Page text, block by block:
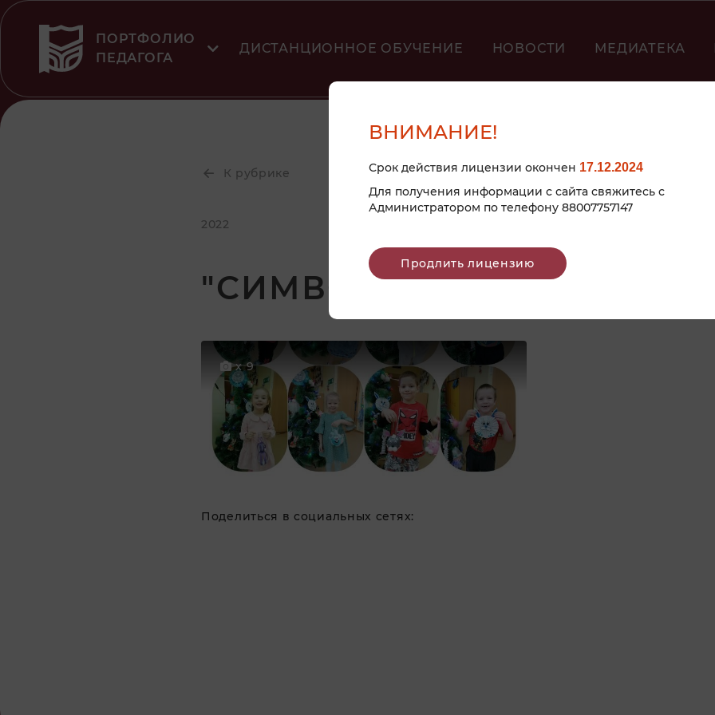
ПОРТФОЛИО
ПЕДАГОГА
ДИСТАНЦИОННОЕ ОБУЧЕНИЕ НОВОСТИ МЕДИАТЕКА
К рубрике
2022
"СИМВОЛ ГОДА 2023"
x 9
Поделиться в социальных сетях:
ВНИМАНИЕ!
Срок действия лицензии окончен 17.12.2024
Для получения информации с сайта свяжитесь с
Администратором по телефону 88007757147
Продлить лицензию